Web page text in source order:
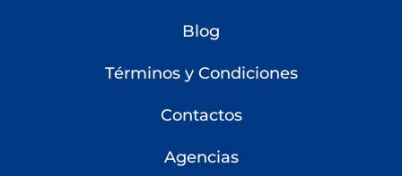
Blog
Términos y Condiciones
Contactos
Agencias